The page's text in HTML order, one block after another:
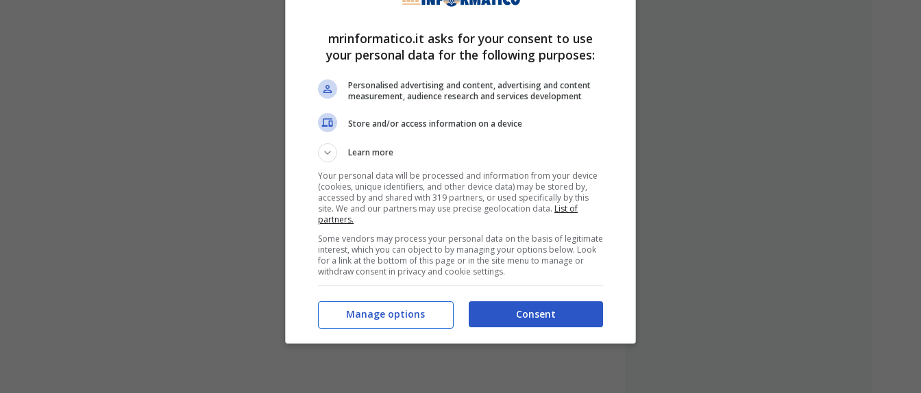
mrinformatico.it asks for your consent to use
your personal data for the following purposes:
Personalised advertising and content, advertising and content
measurement, audience research and services development
Store and/or access information on a device
Learn more
Your personal data will be processed and information from your device
(cookies, unique identifiers, and other device data) may be stored by,
accessed by and shared with 319 partners, or used specifically by this
site. We and our partners may use precise geolocation data. List of
partners.
Some vendors may process your personal data on the basis of legitimate
interest, which you can object to by managing your options below. Look
for a link at the bottom of this page or in the site menu to manage or
withdraw consent in privacy and cookie settings.
Consent
Manage options